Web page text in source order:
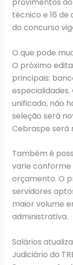
provimentos ao
técnico e 16
do concurso
O que pode
O próximo
principais:
unificado, não
seleção será
Cebraspe será
Também é
varie conforme
orçamento. O
servidores
maior volume
administrativa.
Salários
Judiciário do